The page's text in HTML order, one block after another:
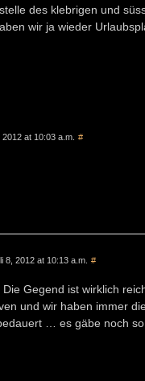
des klebrigen und
wir ja wieder
2012 at 10:03 a.m. #
8, 2012 at 10:13 a.m. #
Gegend ist wirklich
und wir haben immer
… es gäbe noch